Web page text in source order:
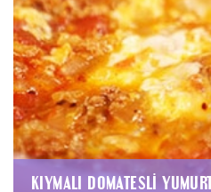
KIYMALI DOMATESLI